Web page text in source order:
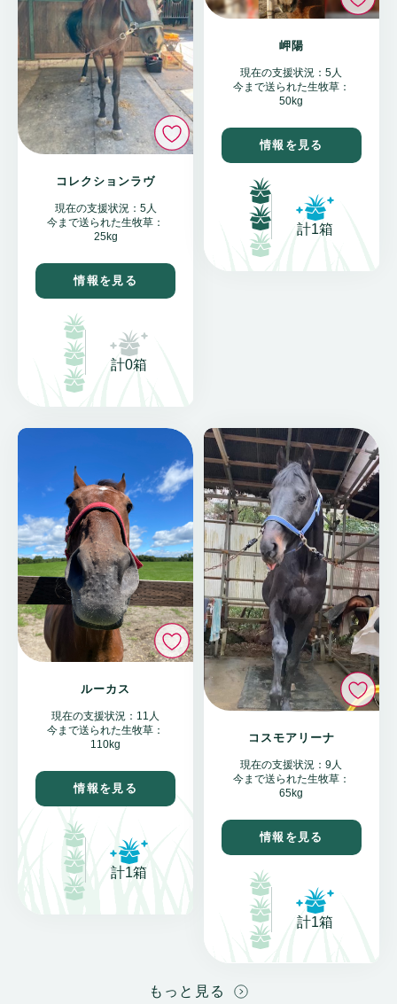
いいね
コレクションラヴ
現在の支援状況：5人
今まで送られた生牧草：
25kg
情報を見る
計0箱
岬陽
現在の支援状況：5人
今まで送られた生牧草：
50kg
情報を見る
計1箱
いいね
ルーカス
現在の支援状況：11人
今まで送られた生牧草：
110kg
情報を見る
計1箱
い
コスモアリーナ
現在の支援状況：9人
今まで送られた生牧草：
65kg
情報を見る
計1箱
もっと見る